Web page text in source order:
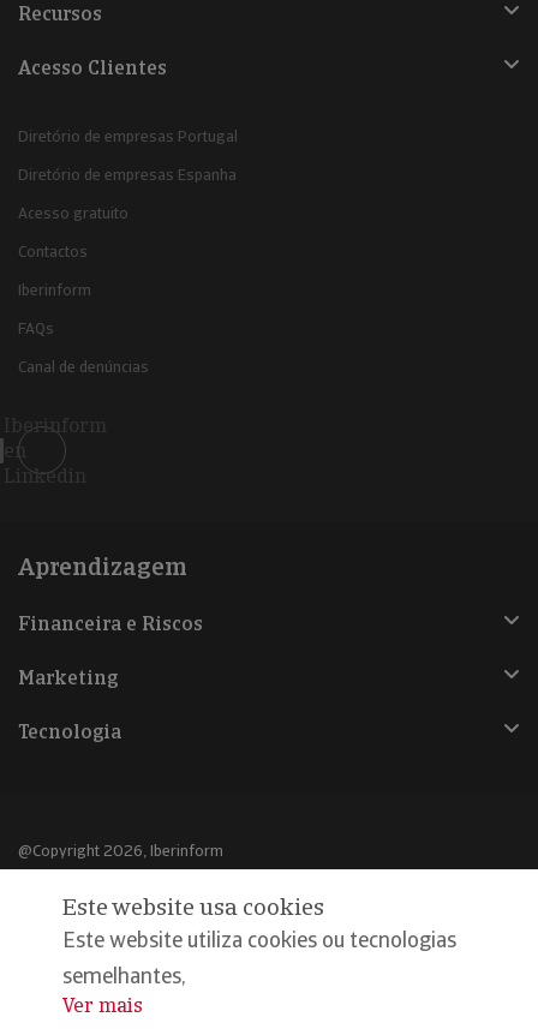
Recursos
Acesso Clientes
Diretório de empresas Portugal
Diretório de empresas Espanha
Acesso gratuito
Contactos
Iberinform
FAQs
Canal de denúncias
Iberinform
en
Linkedin
Aprendizagem
Financeira e Riscos
Marketing
Tecnologia
@Copyright 2026, Iberinform
Aviso legal
Política de cookies
Declaração de privacidade
Este website usa cookies
Este website utiliza cookies ou tecnologias
semelhantes,
...
Ver mais